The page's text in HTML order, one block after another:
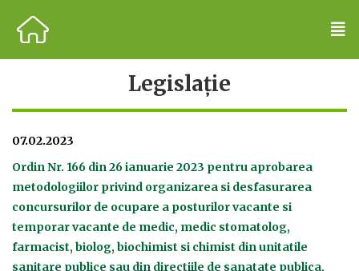
Legislație
07.02.2023
Ordin Nr. 166 din 26 ianuarie 2023 pentru aprobarea
metodologiilor privind organizarea si desfasurarea
concursurilor de ocupare a posturilor vacante si
temporar vacante de medic, medic stomatolog,
farmacist, biolog, biochimist si chimist din unitatile
sanitare publice sau din directiile de sanatate publica,